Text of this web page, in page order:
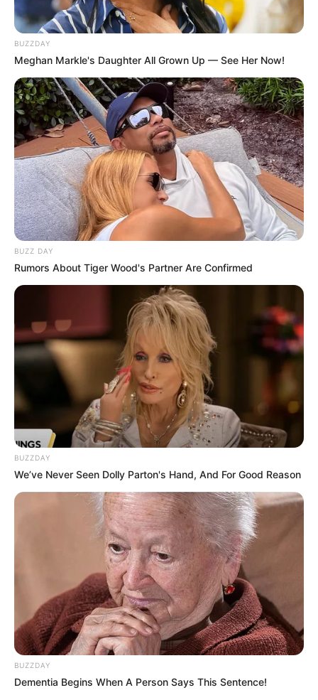
BUZZDAY
Meghan Markle's Daughter All Grown Up — See Her Now!
BUZZ DAY
Rumors About Tiger Wood's Partner Are Confirmed
BUZZDAY
We’ve Never Seen Dolly Parton's Hand, And For Good Reason
BUZZDAY
Dementia Begins When A Person Says This Sentence!